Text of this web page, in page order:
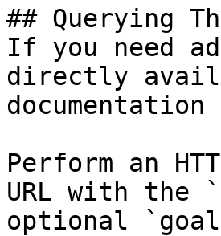
## Querying
If you need
directly
Perform an
URL with the
optional